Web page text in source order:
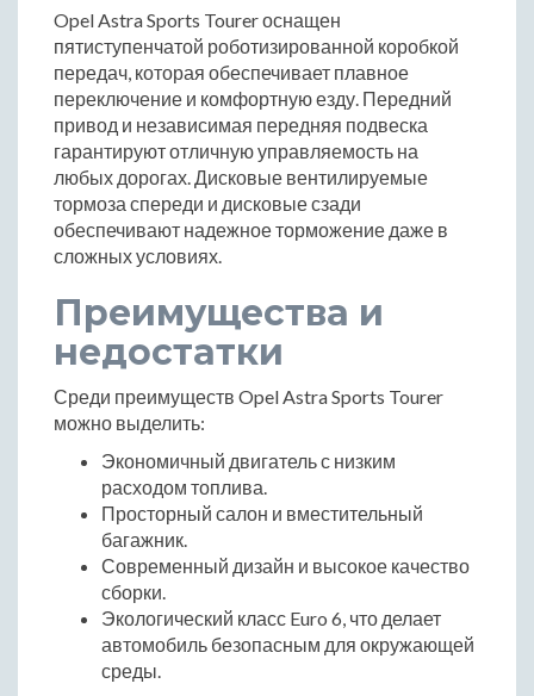
Opel Astra Sports Tourer оснащен
пятиступенчатой роботизированной коробкой
передач, которая обеспечивает плавное
переключение и комфортную езду. Передний
привод и независимая передняя подвеска
гарантируют отличную управляемость на
любых дорогах. Дисковые вентилируемые
тормоза спереди и дисковые сзади
обеспечивают надежное торможение даже в
сложных условиях.
Преимущества и
недостатки
Среди преимуществ Opel Astra Sports Tourer
можно выделить:
Экономичный двигатель с низким
расходом топлива.
Просторный салон и вместительный
багажник.
Современный дизайн и высокое качество
сборки.
Экологический класс Euro 6, что делает
автомобиль безопасным для окружающей
среды.